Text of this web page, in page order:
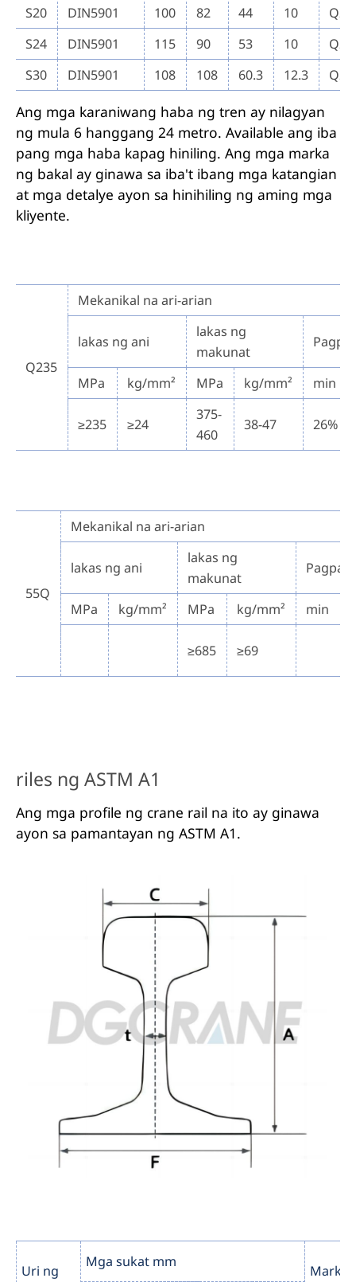
S20 DIN5901 100 82 44 10
S24
DIN5901 115 90 53 10
S30
DIN5901 108 108 60.3 12.3
Ang mga karaniwang haba ng tren ay nilagyan
ng mula 6 hanggang 24 metro. Available ang iba
pang mga haba kapag hiniling. Ang mga marka
ng bakal ay ginawa sa iba't ibang mga katangian
at mga detalye ayon sa hinihiling ng aming mga
kliyente.
Q235
Mekanikal na ari-arian
lakas ng ani
lakas ng
makunat
MPa kg/mm² MPa kg/mm² min
≥235 ≥24
375-
460
38-47 26%
55Q
Mekanikal na ari-arian
lakas ng ani
lakas ng
makunat
MPa kg/mm² MPa kg/mm² min
≥685 ≥69
riles ng ASTM A1
Ang mga profile ng crane rail na ito ay ginawa
ayon sa pamantayan ng ASTM A1.
Uri ng
Mga sukat mm
Marka